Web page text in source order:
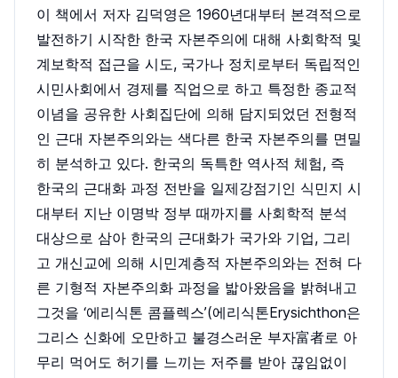
이 책에서 저자 김덕영은 1960년대부터 본격적으로
발전하기 시작한 한국 자본주의에 대해 사회학적 및
계보학적 접근을 시도, 국가나 정치로부터 독립적인
시민사회에서 경제를 직업으로 하고 특정한 종교적
이념을 공유한 사회집단에 의해 담지되었던 전형적
인 근대 자본주의와는 색다른 한국 자본주의를 면밀
히 분석하고 있다. 한국의 독특한 역사적 체험, 즉
한국의 근대화 과정 전반을 일제강점기인 식민지 시
대부터 지난 이명박 정부 때까지를 사회학적 분석
대상으로 삼아 한국의 근대화가 국가와 기업, 그리
고 개신교에 의해 시민계층적 자본주의와는 전혀 다
른 기형적 자본주의화 과정을 밟아왔음을 밝혀내고
그것을 ‘에리식톤 콤플렉스’(에리식톤Erysichthon은
그리스 신화에 오만하고 불경스러운 부자富者로 아
무리 먹어도 허기를 느끼는 저주를 받아 끊임없이